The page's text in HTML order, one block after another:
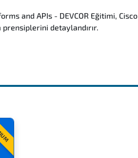
and APIs - DEVCOR Eğitimi, Cisco
detaylandırır.